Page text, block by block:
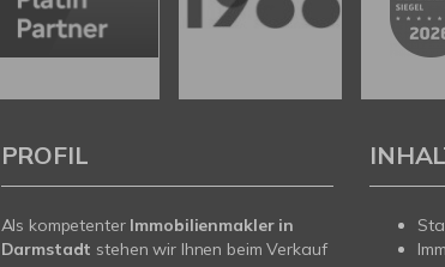
PROFIL
Als kompetenter Immobilienmakler in
Darmstadt stehen wir Ihnen beim Verkauf